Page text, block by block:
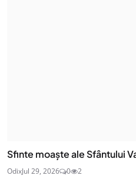
Sfinte moaşte ale Sfântului
OdixJul 29, 2026 0 2